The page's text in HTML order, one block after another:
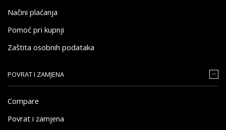
Načini plaćanja
Pomoć pri kupnji
Zaštita osobnih podataka
POVRAT I ZAMJENA
Compare
Povrat i zamjena